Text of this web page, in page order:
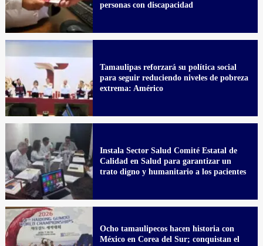
personas con discapacidad
Tamaulipas reforzará su política social
para seguir reduciendo niveles de pobreza
extrema: Américo
Instala Sector Salud Comité Estatal de
Calidad en Salud para garantizar un
trato digno y humanitario a los pacientes
Ocho tamaulipecos hacen historia con
México en Corea del Sur; conquistan el